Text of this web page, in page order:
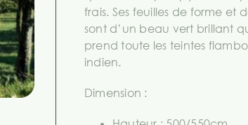
frais. Ses feuilles de forme et
sont d’un beau vert brillant
prend toute les teintes
indien.
Dimension :